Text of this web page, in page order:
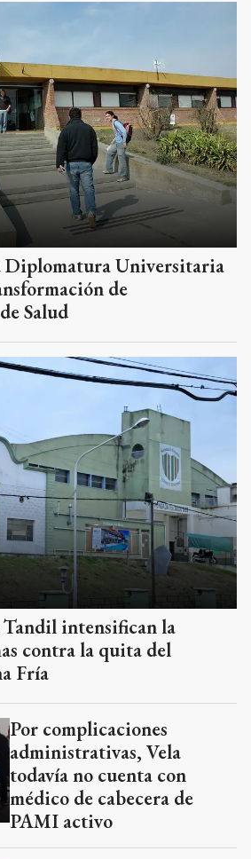
Diplomatura Universitaria
de
Salud
intensifican la
contra la quita del
Fría
Por complicaciones
administrativas, Vela
todavía no cuenta con
médico de cabecera de
PAMI activo